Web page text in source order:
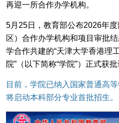
再迎一所合作办学机构。
5月25日，教育部公布2026年
区）合作办学机构和项目审批
学合作共建的“天津大学香港理
院”（以下简称“学院”）正式获批
目前，学院已纳入国家普通高
将启动本科部分专业首批招生。